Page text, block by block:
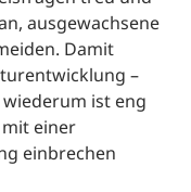
ausgewachsene
Damit
–
wiederum ist eng
einer
einbrechen